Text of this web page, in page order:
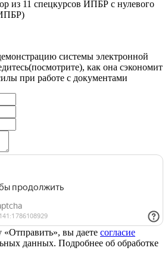
из 11 спецкурсов ИПБР с нулевого
системы электронной
как она сэкономит
при работе с документами
вы даете согласие
данных. Подробнее об обработке